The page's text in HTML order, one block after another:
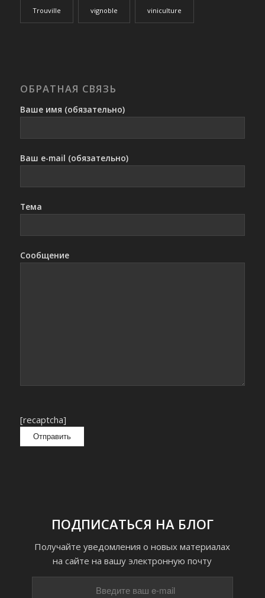
Trouville vignoble viniculture
ОБРАТНАЯ СВЯЗЬ
Ваше имя (обязательно)
Ваш e-mail (обязательно)
Тема
Сообщение
[recaptcha]
ПОДПИСАТЬСЯ НА БЛОГ
Получайте уведомления о новых материалах
на сайте на вашу электронную почту